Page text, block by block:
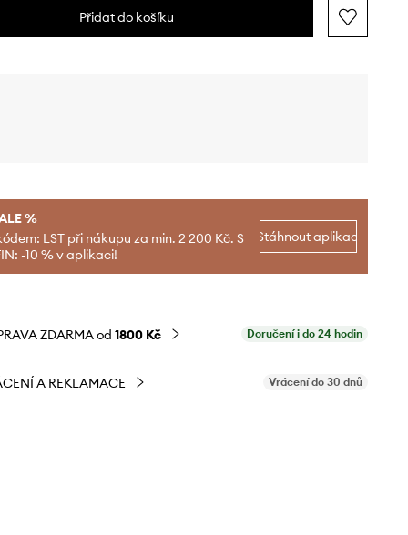
Přidat do košíku
%
LST při nákupu za min. 2 200 Kč. S
-10 % v aplikaci!
Stáhnout aplikaci
ZDARMA od 1800 Kč Doručení i do 24 hodin
A REKLAMACE Vrácení do 30 dnů